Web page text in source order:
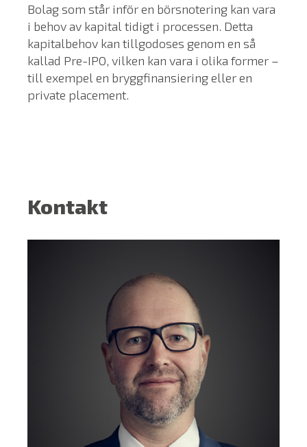
Bolag som står inför en börsnotering kan vara
i behov av kapital tidigt i processen. Detta
kapitalbehov kan tillgodoses genom en så
kallad Pre-IPO, vilken kan vara i olika former –
till exempel en bryggfinansiering eller en
private placement.
Kontakt